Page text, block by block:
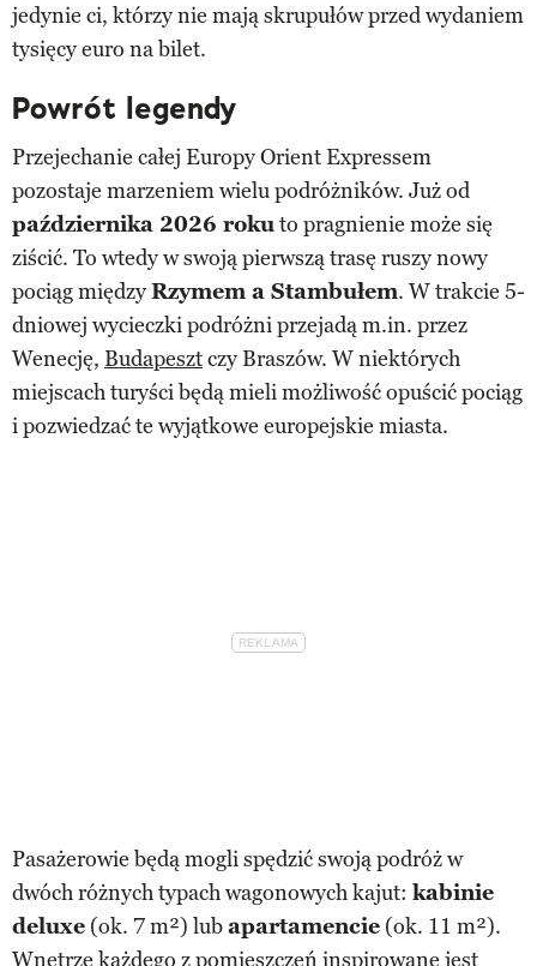
jedynie ci, którzy nie mają skrupułów przed wydaniem
tysięcy euro na bilet.
Powrót legendy
Przejechanie całej Europy Orient Expressem
pozostaje marzeniem wielu podróżników. Już od
października 2026 rokuto pragnienie może się
ziścić. To wtedy w swoją pierwszą trasę ruszy nowy
pociąg międzyRzymem a Stambułem. W trakcie 5-
dniowej wycieczki podróżni przejadą m.in. przez
Wenecję, Budapesztczy Braszów. W niektórych
miejscach turyści będą mieli możliwość opuścić pociąg
i pozwiedzać te wyjątkowe europejskie miasta.
Pasażerowie będą mogli spędzić swoją podróż w
dwóch różnych typach wagonowych kajut: kabinie
deluxe (ok. 7 m²) lubapartamencie (ok. 11 m²).
Wnętrze każdego z pomieszczeń inspirowane jest